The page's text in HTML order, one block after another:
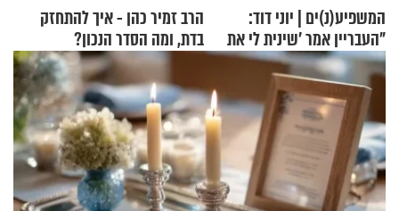
המשפיע(נ)ים | יוני דוד:
"העבריין אמר 'שינית לי את
החיים מהקצה אל הקצה'"
הרב זמיר כהן - איך להתחזק
בדת, ומה הסדר הנכון?